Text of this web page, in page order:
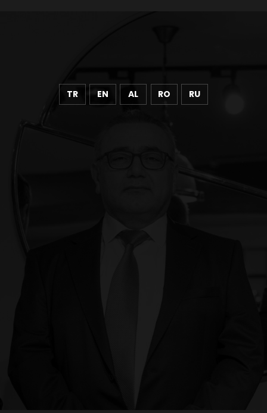
TR EN AL RO RU